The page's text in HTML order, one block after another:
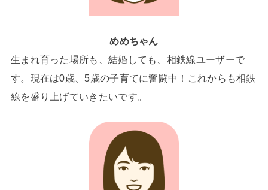
めめちゃん
生まれ育った場所も、結婚しても、相鉄線ユーザーで
す。現在は0歳、5歳の子育てに奮闘中！これからも相鉄
線を盛り上げていきたいです。